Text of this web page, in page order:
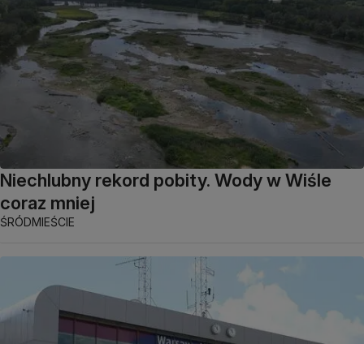
Niechlubny rekord pobity. Wody w Wiśle
coraz mniej
ŚRÓDMIEŚCIE